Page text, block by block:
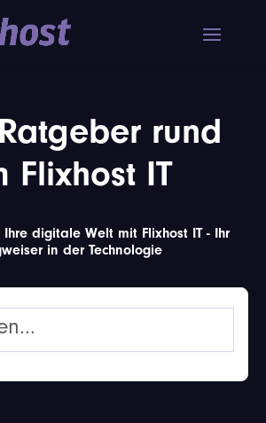
rund
Flixhost IT
digitale Welt mit Flixhost IT - Ihr
in der Technologie